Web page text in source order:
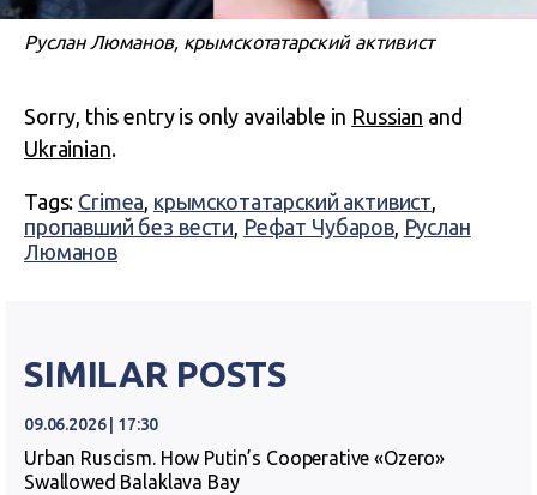
Руслан Люманов, крымскотатарский активист
Sorry, this entry is only available in Russian and
Ukrainian.
Tags: Crimea, крымскотатарский активист,
пропавший без вести, Рефат Чубаров, Руслан
Люманов
SIMILAR POSTS
09.06.2026 | 17:30
Urban Ruscism. How Putin’s Cooperative «Ozero»
Swallowed Balaklava Bay